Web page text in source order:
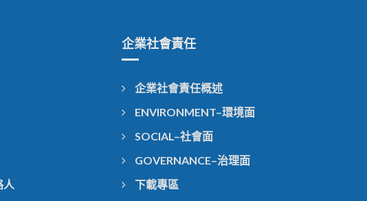
人
企業社會責任
企業社會責任概述
ENVIRONMENT–環境面
SOCIAL–社會面
GOVERNANCE–治理面
下載專區